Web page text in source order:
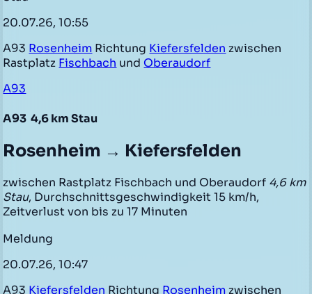
20.07.26, 10:55
A93 Rosenheim Richtung Kiefersfelden zwischen
Rastplatz Fischbach und Oberaudorf
A93
A93 4,6 km Stau
Rosenheim → Kiefersfelden
zwischen Rastplatz Fischbach und Oberaudorf 4,6 km
Stau, Durchschnittsgeschwindigkeit 15 km/h,
Zeitverlust von bis zu 17 Minuten
Meldung
20.07.26, 10:47
A93 Kiefersfelden Richtung Rosenheim zwischen